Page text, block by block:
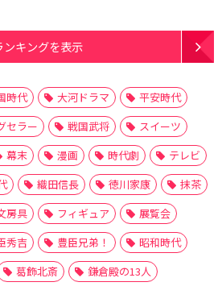
ンキングを表示
時代 大河ドラマ
平安時代
セラー 戦国武将
スイーツ
幕末 漫画 時代劇
テレビ
織田信長 徳川家康
抹茶
房具 フィギュア
展覧会
秀吉 豊臣兄弟！
昭和時代
葛飾北斎 鎌倉殿の13人